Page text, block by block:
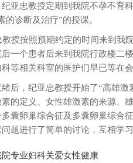
亚忠教授定期到我院不孕不育
的诊断及治疗”的授课。
教授按照预期约定的时间来到我
一个患者后来到我院行政楼二
等相关科室的医护们早已等在
后，纪亚忠教授开始了“高雄
的定义、女性雄激素的来源、
囊卵巢综合征及多囊卵巢综合
题进行了简单的讨论，互相学习
院专业妇科关爱女性健康